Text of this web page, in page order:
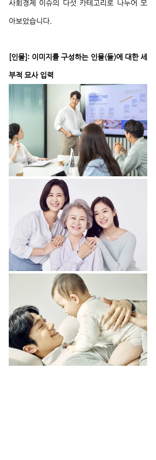
사회경제 이슈의 다섯 카테고리로 나누어 모
아보았습니다.
[인물]: 이미지를 구성하는 인물(들)에 대한 세
부적 묘사 입력